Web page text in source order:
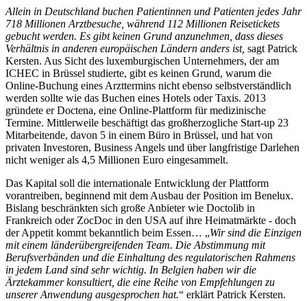
Allein in Deutschland buchen Patientinnen und Patienten jedes Jahr
718 Millionen Arztbesuche, während 112 Millionen Reisetickets
gebucht werden. Es gibt keinen Grund anzunehmen, dass dieses
Verhältnis in anderen europäischen Ländern anders ist, sagt Patrick
Kersten. Aus Sicht des luxemburgischen Unternehmers, der am
ICHEC in Brüssel studierte, gibt es keinen Grund, warum die
Online-Buchung eines Arzttermins nicht ebenso selbstverständlich
werden sollte wie das Buchen eines Hotels oder Taxis. 2013
gründete er Doctena, eine Online-Plattform für medizinische
Termine. Mittlerweile beschäftigt das großherzogliche Start-up 23
Mitarbeitende, davon 5 in einem Büro in Brüssel, und hat von
privaten Investoren, Business Angels und über langfristige Darlehen
nicht weniger als 4,5 Millionen Euro eingesammelt.
Das Kapital soll die internationale Entwicklung der Plattform
vorantreiben, beginnend mit dem Ausbau der Position im Benelux.
Bislang beschränkten sich große Anbieter wie Doctolib in
Frankreich oder ZocDoc in den USA auf ihre Heimatmärkte - doch
der Appetit kommt bekanntlich beim Essen… „Wir sind die Einzigen
mit einem länderübergreifenden Team. Die Abstimmung mit
Berufsverbänden und die Einhaltung des regulatorischen Rahmens
in jedem Land sind sehr wichtig. In Belgien haben wir die
Ärztekammer konsultiert, die eine Reihe von Empfehlungen zu
unserer Anwendung ausgesprochen hat.“ erklärt Patrick Kersten.